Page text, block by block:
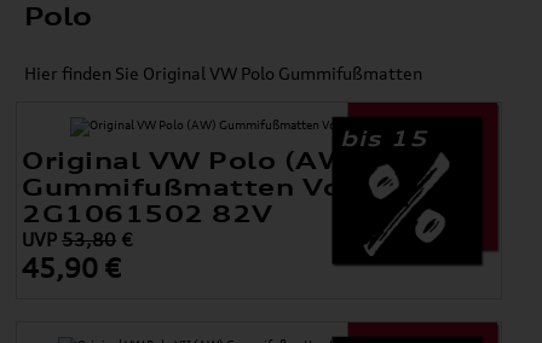
Polo
Hier finden Sie Original VW Polo Gummifußmatten
bis 15
Original VW Polo (AW)
Gummifußmatten Vorne
2G1061502 82V
UVP53,80 €
45,90 €